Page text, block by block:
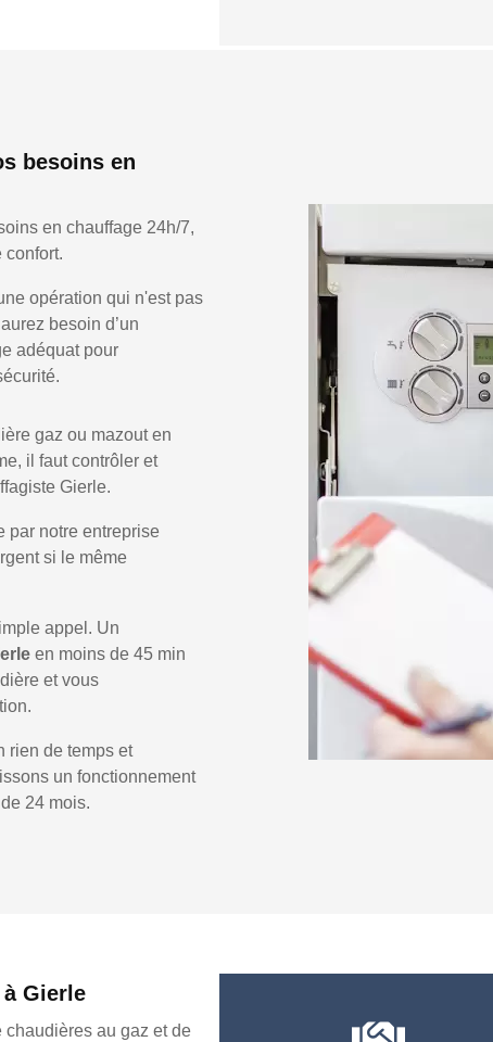
besoins en
en chauffage 24h/7,
confort.
opération qui n'est pas
besoin d’un
adéquat pour
gaz ou mazout en
il faut contrôler et
Gierle.
par notre entreprise
si le même
appel. Un
en moins de 45 min
et vous
rien de temps et
un fonctionnement
24 mois.
Gierle
au gaz et de